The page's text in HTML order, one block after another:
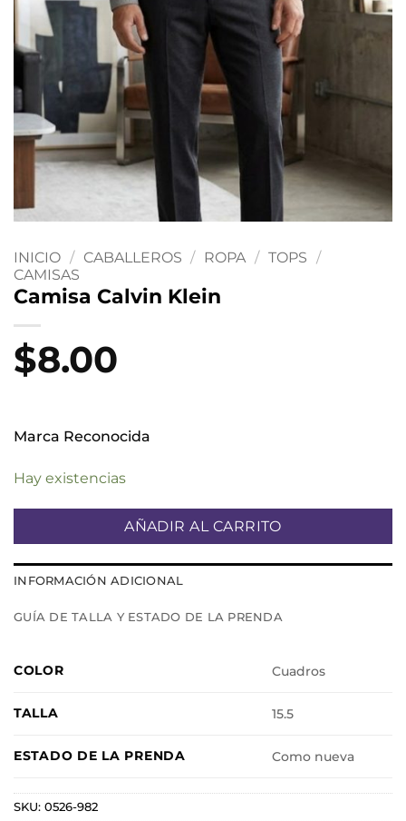
INICIO / CABALLEROS / ROPA / TOPS /
CAMISAS
Camisa Calvin Klein
$8.00
Marca Reconocida
Hay existencias
AÑADIR AL CARRITO
INFORMACIÓN ADICIONAL
GUÍA DE TALLA Y ESTADO DE LA PRENDA
COLOR Cuadros
TALLA 15.5
ESTADO DE LA PRENDA Como nueva
SKU: 0526-982